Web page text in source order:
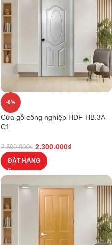
-8%
Cửa gỗ công nghiệp HDF HB.3A-
C1
2.500.000₫ 2.300.000₫
ĐẶT HÀNG